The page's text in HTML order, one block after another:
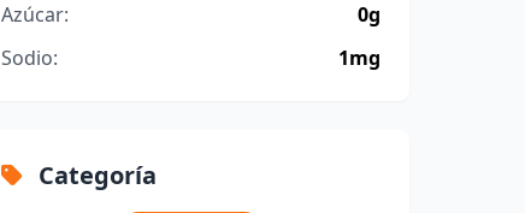
Azúcar:
0g
Sodio:
1mg
Categoría